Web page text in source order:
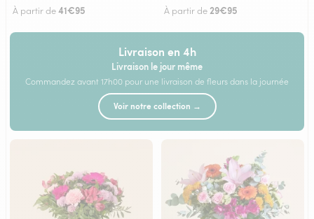
À partir de41€95 À partir de29€95
Livraison en 4h
Livraison le jour même
Commandez avant 17h00 pour une livraison de fleurs dans la journée
Voir notre collection →